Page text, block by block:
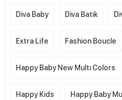
Diva Baby Diva Batik
Extra Life Fashion Boucle
Happy Baby New Multı Colors
Happy Kids Happy Baby